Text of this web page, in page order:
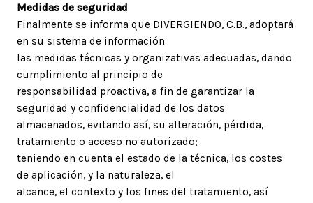
Medidas de seguridad
Finalmente se informa que DIVERGIENDO, C.B., adoptará
en su sistema de información
las medidas técnicas y organizativas adecuadas, dando
cumplimiento al principio de
responsabilidad proactiva, a fin de garantizar la
seguridad y confidencialidad de los datos
almacenados, evitando así, su alteración, pérdida,
tratamiento o acceso no autorizado;
teniendo en cuenta el estado de la técnica, los costes
de aplicación, y la naturaleza, el
alcance, el contexto y los fines del tratamiento, así